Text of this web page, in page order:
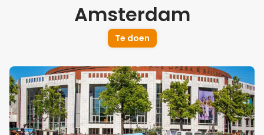
Amsterdam
Te doen